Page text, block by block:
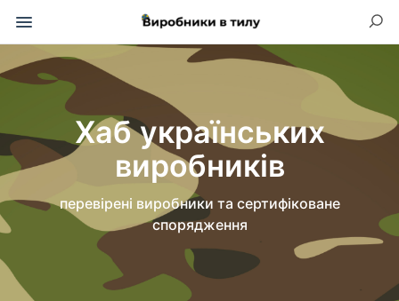
Хаб українських
виробників
перевірені виробники та сертифіковане
спорядження